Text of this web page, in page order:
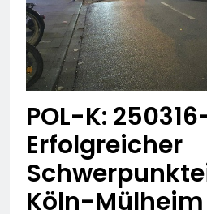
POL-K:
Erfolgreicher
Köln-Mülheim